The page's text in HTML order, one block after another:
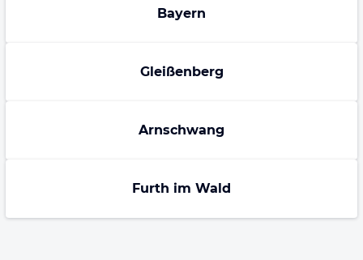
Bayern
Gleißenberg
Arnschwang
Furth im Wald